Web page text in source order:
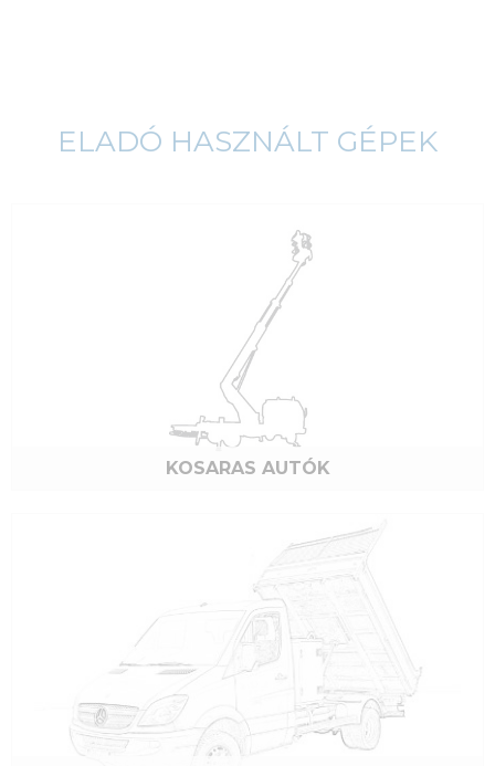
ELADÓ HASZNÁLT GÉPEK
KOSARAS AUTÓK